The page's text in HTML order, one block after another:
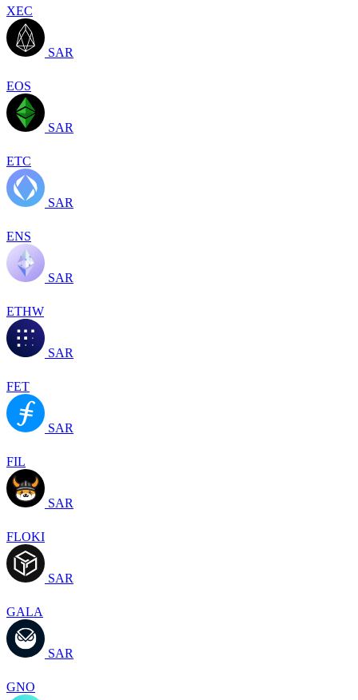
XEC
SAR
EOS
SAR
ETC
SAR
ENS
SAR
ETHW
SAR
FET
SAR
FIL
SAR
FLOKI
SAR
GALA
SAR
GNO